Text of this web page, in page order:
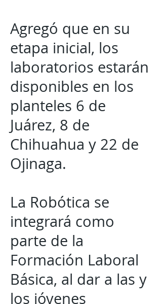
Agregó que en su
etapa inicial, los
laboratorios estarán
disponibles en los
planteles 6 de
Juárez, 8 de
Chihuahua y 22 de
Ojinaga.
La Robótica se
integrará como
parte de la
Formación Laboral
Básica, al dar a las y
los jóvenes